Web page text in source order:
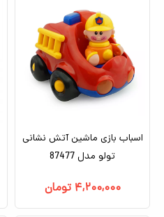
اسباب بازی ماشین آتش نشانی
تولو مدل 87477
۴,۲۰۰,۰۰۰ تومان